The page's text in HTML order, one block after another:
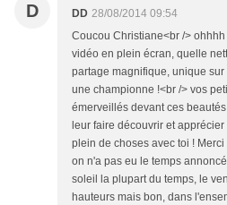
D DD 28/08/2014 09:54
Coucou Christiane<br />
vidéo en plein écran, quelle
partage magnifique, unique
une championne !<br /> vos
émerveillés devant ces
leur faire découvrir et
plein de choses avec toi !
on n'a pas eu le temps
soleil la plupart du temps, le
hauteurs mais bon, dans